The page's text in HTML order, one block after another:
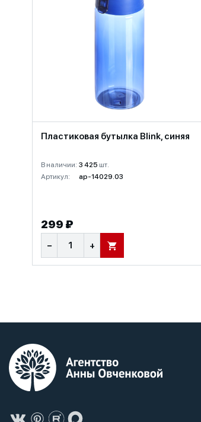
Пластиковая бутылка Blink, синяя
В наличии: 3 425 шт.
Артикул:
ap-14029.03
299 ₽
− + В КОРЗИНУ